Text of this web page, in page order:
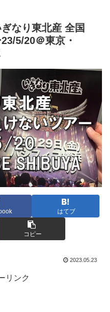
なり東北産 全国
5/20＠東京・
はてブ
コピー
2023.05.23
リンク